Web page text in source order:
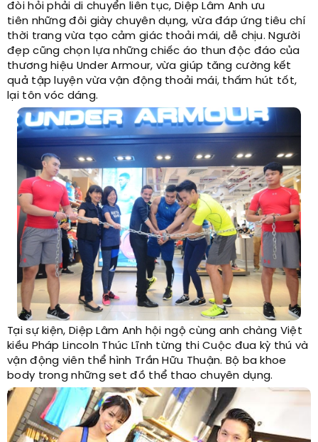
đòi hỏi phải di chuyển liên tục, Diệp Lâm Anh ưu
tiên những đôi giày chuyên dụng, vừa đáp ứng tiêu chí
thời trang vừa tạo cảm giác thoải mái, dễ chịu. Người
đẹp cũng chọn lựa những chiếc áo thun độc đáo của
thương hiệu Under Armour, vừa giúp tăng cường kết
quả tập luyện vừa vận động thoải mái, thấm hút tốt,
lại tôn vóc dáng.
Tại sự kiện, Diệp Lâm Anh hội ngộ cùng anh chàng Việt
kiều Pháp Lincoln Thúc Lĩnh từng thi Cuộc đua kỳ thú và
vận động viên thể hình Trần Hữu Thuận. Bộ ba khoe
body trong những set đồ thể thao chuyên dụng.